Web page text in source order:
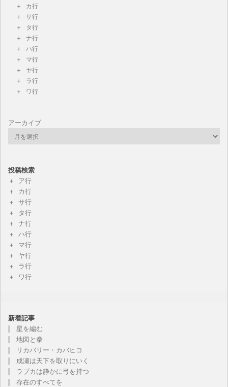
カ行
サ行
タ行
ナ行
ハ行
マ行
ヤ行
ラ行
ワ行
アーカイブ
投稿検索
ア行
カ行
サ行
タ行
ナ行
ハ行
マ行
ヤ行
ラ行
ワ行
新着記事
星を編む
地図と拳
リカバリー・カバヒコ
成瀬は天下を取りにいく
ラブカは静かに弓を持つ
存在のすべてを